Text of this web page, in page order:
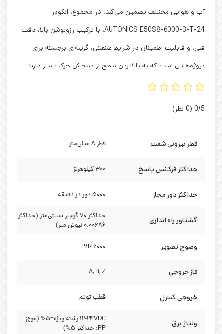
آب و هوایی مختلف تضمین می‌کند. در مجموع، انکودر
AUTONICS E50S8-6000-3-T-24، با ترکیب رزولوشن بالا، دقت
فنی، و قابلیت اطمینان در شرایط صنعتی، گزینه‌ای برجسته برای
پروژه‌هایی است که به بالاترین سطح از سنجش حرکت نیاز دارند.
‫0/5 ‫(0 نظر)
قطر بیرونی شفت قطر ۸ میلی‌متر
حداکثر فرکانس پاسخ ۳۰۰ کیلوهرتز
حداکثر دور مجاز 5000 دور در دقیقه
گشتاور راه اندازی
حداکثر 70 گرم بر سانتی‌متر (حداکثر
0.00686 نیوتن متر)
وضوح تصویر 6000 P/R
فاز خروجی A, B, Z
خروجی کنترل قطب توتم
ولتاژ برق
12-24VDC رشته ویژه±5% (موج
PP: حداکثر 5%)